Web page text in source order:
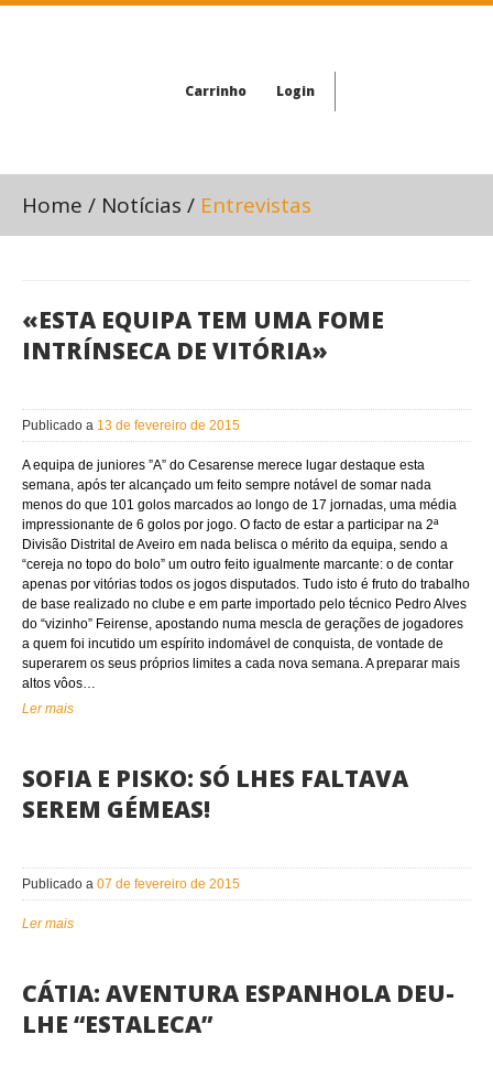
Carrinho Login
Home / Notícias / Entrevistas
«ESTA EQUIPA TEM UMA FOME
INTRÍNSECA DE VITÓRIA»
Publicado a 13 de fevereiro de 2015
A equipa de juniores ”A” do Cesarense merece lugar destaque esta
semana, após ter alcançado um feito sempre notável de somar nada
menos do que 101 golos marcados ao longo de 17 jornadas, uma média
impressionante de 6 golos por jogo. O facto de estar a participar na 2ª
Divisão Distrital de Aveiro em nada belisca o mérito da equipa, sendo a
“cereja no topo do bolo” um outro feito igualmente marcante: o de contar
apenas por vitórias todos os jogos disputados. Tudo isto é fruto do trabalho
de base realizado no clube e em parte importado pelo técnico Pedro Alves
do “vizinho” Feirense, apostando numa mescla de gerações de jogadores
a quem foi incutido um espírito indomável de conquista, de vontade de
superarem os seus próprios limites a cada nova semana. A preparar mais
altos vôos…
Ler mais
SOFIA E PISKO: SÓ LHES FALTAVA
SEREM GÉMEAS!
Publicado a 07 de fevereiro de 2015
Ler mais
CÁTIA: AVENTURA ESPANHOLA DEU-
LHE “ESTALECA”